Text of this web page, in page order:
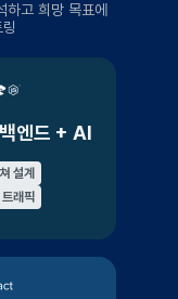
하고 희망 목표에
엔드 + AI
설계
래픽